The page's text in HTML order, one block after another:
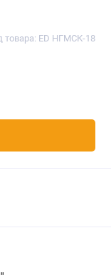
товара: ED НГМСК-18